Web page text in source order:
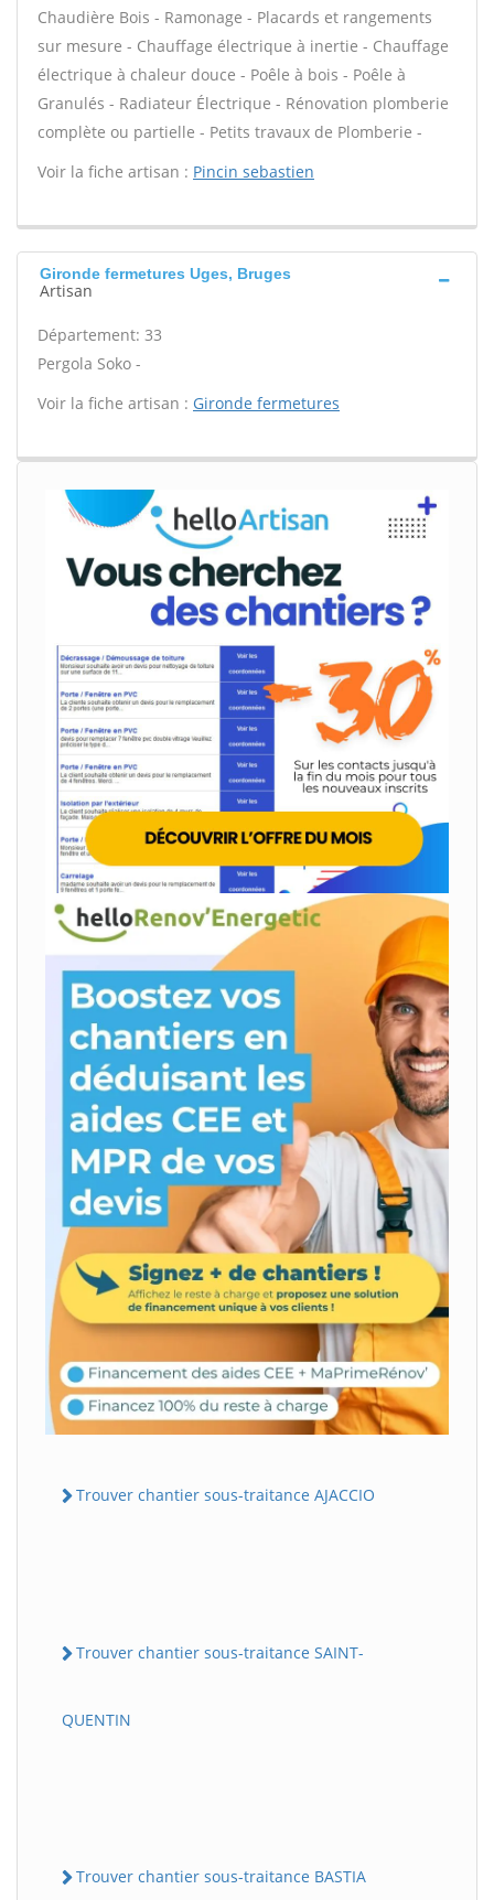
Chaudière Bois - Ramonage - Placards et rangements
sur mesure - Chauffage électrique à inertie - Chauffage
électrique à chaleur douce - Poêle à bois - Poêle à
Granulés - Radiateur Électrique - Rénovation plomberie
complète ou partielle - Petits travaux de Plomberie -
Voir la fiche artisan : Pincin sebastien
Gironde fermetures Uges, Bruges
Artisan
Département: 33
Pergola Soko -
Voir la fiche artisan : Gironde fermetures
Trouver chantier sous-traitance AJACCIO
Trouver chantier sous-traitance SAINT-
QUENTIN
Trouver chantier sous-traitance BASTIA